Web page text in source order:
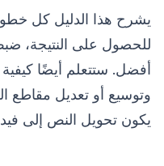
يشرح هذا الدليل كل
للحصول على النتيجة،
أفضل. ستتعلم أيضًا
وتوسيع أو تعديل مقاطع
يكون تحويل النص إلى